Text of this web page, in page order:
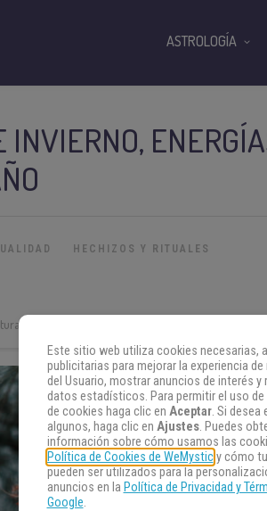
INVIERNO,
HECHIZOS Y RITUALES
ASTROLOGÍA
Este sitio web utiliza cookies necesarias,
publicitarias para mejorar la experiencia de
del Usuario, mostrar anuncios de interés y
datos estadísticos. Para permitir el uso
de cookies haga clic en Aceptar. Si desea
algunos, haga clic en Ajustes. Puedes
información sobre cómo usamos las
Política de Cookies de WeMysticy cómo
pueden ser utilizados para la
anuncios en la Política de Privacidad y
Google.